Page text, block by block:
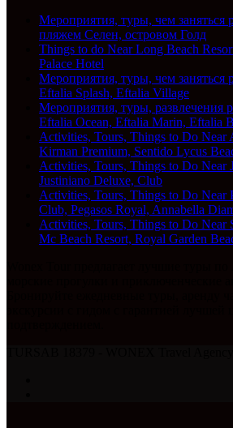
Мероприятия, туры, чем заняться
пляжем Селен, островом Голд
Things to do Near Long Beach
Palace Hotel
Мероприятия, туры, чем заняться
Eftalia Splash, Eftalia Village
Мероприятия, туры, развлечения
Eftalia Ocean, Eftalia Marin, Eftalia
Activities, Tours, Things to Do Near
Kirman Premium, Sentido Lycus
Activities, Tours, Things to Do Near
Justiniano Deluxe, Club
Activities, Tours, Things to Do Near
Club, Pegasos Royal, Annabella
Activities, Tours, Things to Do Near
Mc Beach Resort, Royal Garden